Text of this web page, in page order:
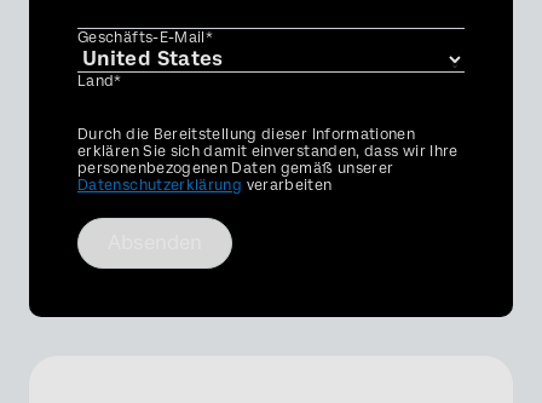
Geschäfts-E-Mail*
Land*
Privacy
Optin
Durch die Bereitstellung dieser Informationen
erklären Sie sich damit einverstanden, dass wir Ihre
personenbezogenen Daten gemäß unserer
Datenschutzerklärung verarbeiten